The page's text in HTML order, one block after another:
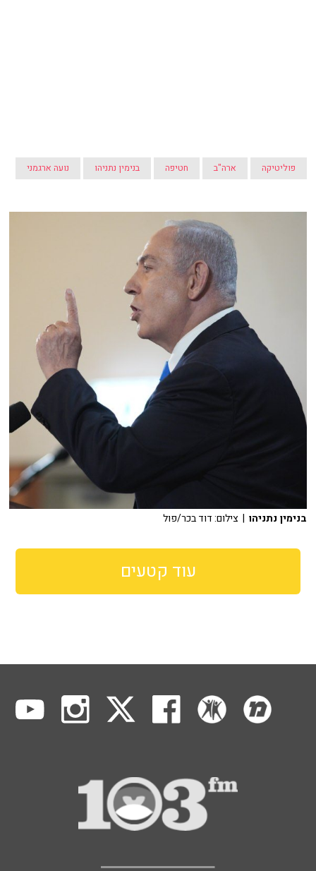
פוליטיקה ארה"ב חטיפה בנימין נתניהו נועה ארגמני
בנימין נתניהו | צילום: דוד בכר/פול
עוד קטעים